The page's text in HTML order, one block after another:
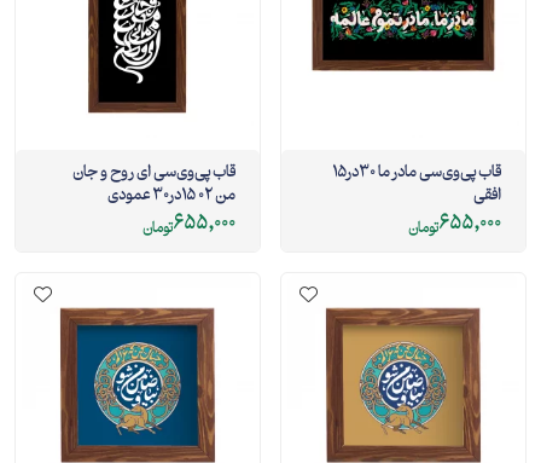
قاب پی‌وی‌سی مادر ما 30در15
افقی
655,000تومان
قاب پی‌وی‌سی ای روح و جان
من 02 15در30 عمودی
655,000تومان